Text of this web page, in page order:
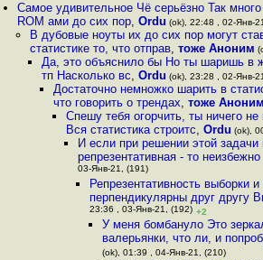
Самое удивительное Чё серьёзно Так
ROM ами до сих пор,Ordu (ok), 22:48 , 02-Янв-
В дубовые ноуты их до сих пор могут
статистике то, что отправ, тоже Аноним
Да, это объяснило бы Но ты шаришь в
тп Насколько вс, Ordu (ok), 23:28 , 02-Янв-
Достаточно немножко шарить в
что говорить о трендах,тоже Аноним
Спешу тебя огорчить, ты ничего
Вся статистика строитс, Ordu (ok),
И если при решении этой задачи
репрезентативная - то неизбежно
03-Янв-21, (191)
Репрезентативность выборки
перпендикулярны друг другу
23:36 , 03-Янв-21, (192) +2
У меня бомбануло Это
валерьянки, что ли, и
(ok), 01:39 , 04-Янв-21, (210)